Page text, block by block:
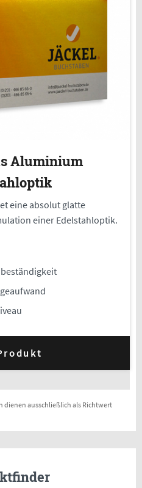
Aluminium
eine absolut glatte
einer Edelstahloptik.
ausschließlich als Richtwert